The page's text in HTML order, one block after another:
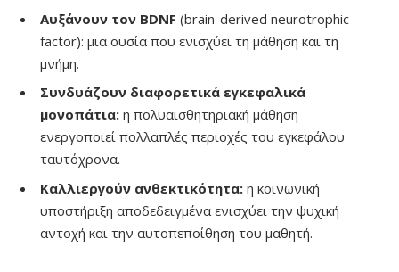
Αυξάνουν τον BDNF (brain-derived neurotrophic
factor): μια ουσία που ενισχύει τη μάθηση και τη
μνήμη.
Συνδυάζουν διαφορετικά εγκεφαλικά
μονοπάτια: η πολυαισθητηριακή μάθηση
ενεργοποιεί πολλαπλές περιοχές του εγκεφάλου
ταυτόχρονα.
Καλλιεργούν ανθεκτικότητα: η κοινωνική
υποστήριξη αποδεδειγμένα ενισχύει την ψυχική
αντοχή και την αυτοπεποίθηση του μαθητή.